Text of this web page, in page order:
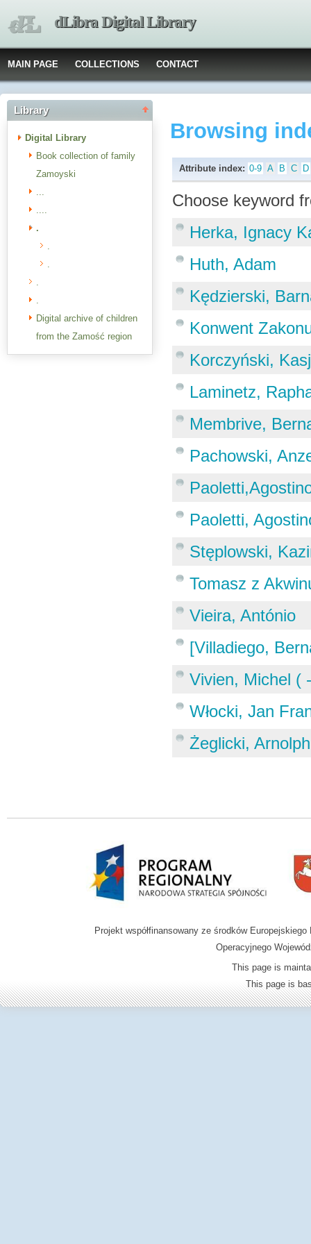
dLibra Digital Library
MAIN PAGE COLLECTIONS CONTACT
Library
Digital Library
Book collection of family
Zamoyski
...
....
.
.
.
.
.
Digital archive of children
from the Zamość region
Browsing
Attribute index: 0-9 A B C D
Choose keyword
Herka, Ignacy
Huth, Adam
Kędzierski,
Konwent
Korczyński,
Laminetz,
Membrive,
Pachowski,
Paoletti,
Stęplowski,
Tomasz z
Vieira, António
[Villadiego,
Vivien, Michel (
Włocki, Jan
Żeglicki,
Projekt współfinansowany ze środków
Operacyjnego
This page is
This page is